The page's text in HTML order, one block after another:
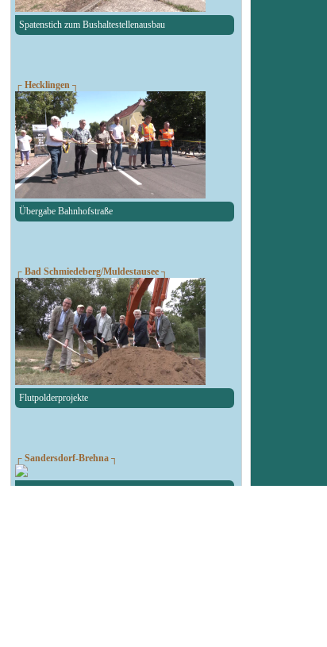
Spatenstich zum Bushaltestellenausbau
┌ Hecklingen ┐
Übergabe Bahnhofstraße
┌ Bad Schmiedeberg/Muldestausee ┐
Flutpolderprojekte
┌ Sandersdorf-Brehna ┐